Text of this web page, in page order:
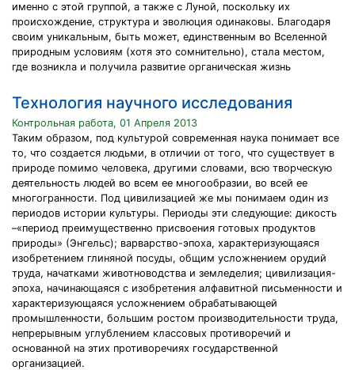
именно с этой группой, а также с Луной, поскольку их
происхождение, структура и эволюция одинаковы. Благодаря
своим уникальным, быть может, единственным во Вселенной
природным условиям (хотя это сомнительно), стала местом,
где возникла и получила развитие органическая жизнь
Технология научного исследования
Контрольная работа, 01 Апреля 2013
Таким образом, под культурой современная наука понимает все
то, что создается людьми, в отличии от того, что существует в
природе помимо человека, другими словами, всю творческую
деятельность людей во всем ее многообразии, во всей ее
многогранности. Под цивилизацией же мы понимаем один из
периодов истории культуры. Периоды эти следующие: дикость
–«период преимущественно присвоения готовых продуктов
природы» (Энгельс); варварство-эпоха, характеризующаяся
изобретением глиняной посуды, общим усложнением орудий
труда, начатками животноводства и земледелия; цивилизация-
эпоха, начинающаяся с изобретения алфавитной письменности и
характеризующаяся усложнением обрабатывающей
промышленности, большим ростом производительности труда,
непрерывным углублением классовых противоречий и
основанной на этих противоречиях государственной
организацией.